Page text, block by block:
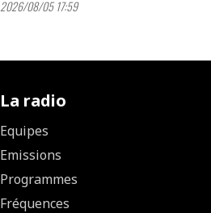
2026/08/05 17:59
La radio
Equipes
Emissions
Programmes
Fréquences